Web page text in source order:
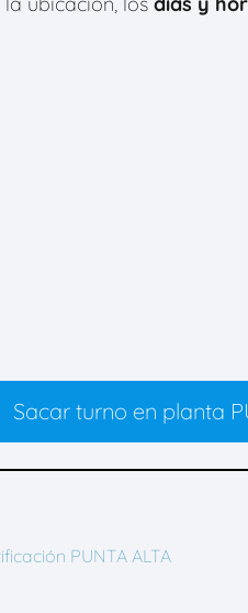
Sacar turno en planta
PUNTA ALTA